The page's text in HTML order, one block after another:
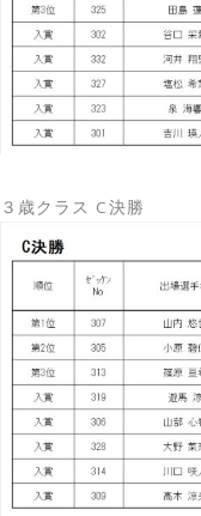
３歳クラス C決勝